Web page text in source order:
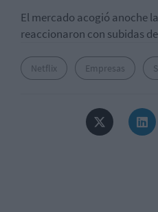
El mercado acogió anoche
reaccionaron con subidas
Netflix Empresas